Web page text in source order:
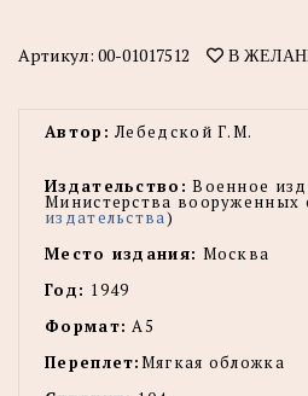
Артикул: 00-01017512 В
Автор: Лебедской Г.М.
Издательство: Военное
Министерства вооруженных
издательства)
Место издания: Москва
Год: 1949
Формат: А5
Переплет:Мягкая обложка